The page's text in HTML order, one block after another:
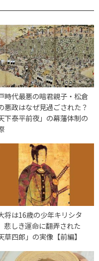
時代最悪の暗君親子・松倉
悪政はなぜ見過ごされた？
下泰平前夜」の幕藩体制の
将は16歳の少年キリシタ
悲しき運命に翻弄された
草四郎」の実像【前編】